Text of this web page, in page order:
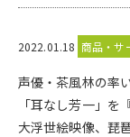
2022.01.18 商品・サ
声優・茶風林の率
「耳なし芳一」
大浮世絵映像、琵